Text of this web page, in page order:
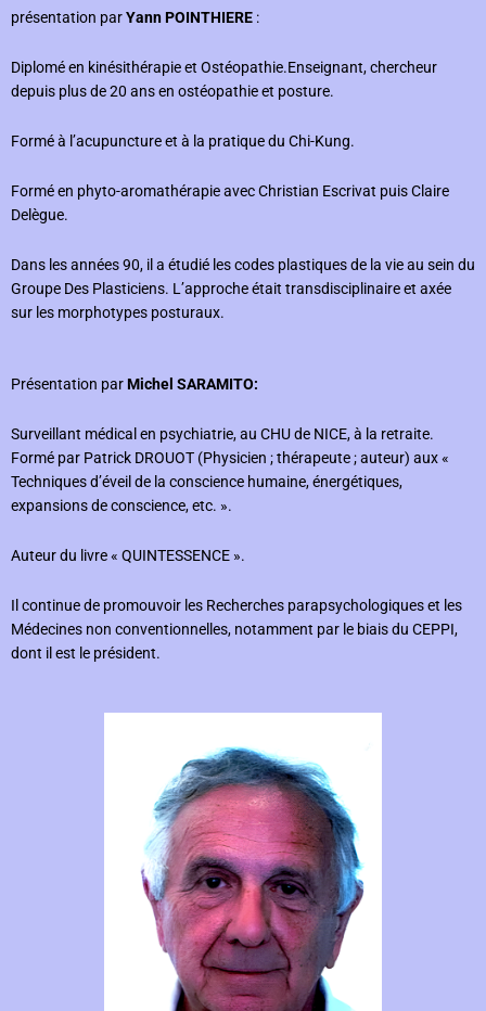
présentation parYann POINTHIERE :
Diplomé en kinésithérapie et Ostéopathie.Enseignant, chercheur
depuis plus de 20 ans en ostéopathie et posture.
Formé à l’acupuncture et à la pratique du Chi-Kung.
Formé en phyto-aromathérapie avec Christian Escrivat puis Claire
Delègue.
Dans les années 90, il a étudié les codes plastiques de la vie au sein du
Groupe Des Plasticiens. L’approche était transdisciplinaire et axée
sur les morphotypes posturaux.
Présentation parMichel SARAMITO:
Surveillant médical en psychiatrie, au CHU de NICE, à la retraite.
Formé par Patrick DROUOT (Physicien ; thérapeute ; auteur) aux «
Techniques d’éveil de la conscience humaine, énergétiques,
expansions de conscience, etc. ».
Auteur du livre « QUINTESSENCE ».
Il continue de promouvoir les Recherches parapsychologiques et les
Médecines non conventionnelles, notamment par le biais du CEPPI,
dont il est le président.